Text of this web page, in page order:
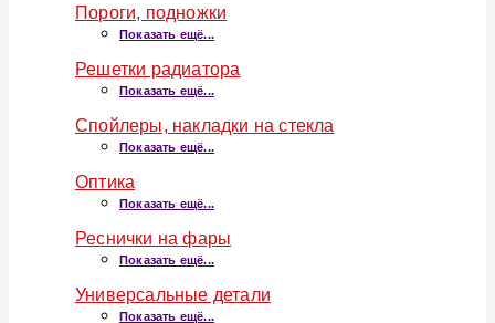
Пороги, подножки
Показать ещё...
Решетки радиатора
Показать ещё...
Спойлеры, накладки на стекла
Показать ещё...
Оптика
Показать ещё...
Реснички на фары
Показать ещё...
Универсальные детали
Показать ещё...